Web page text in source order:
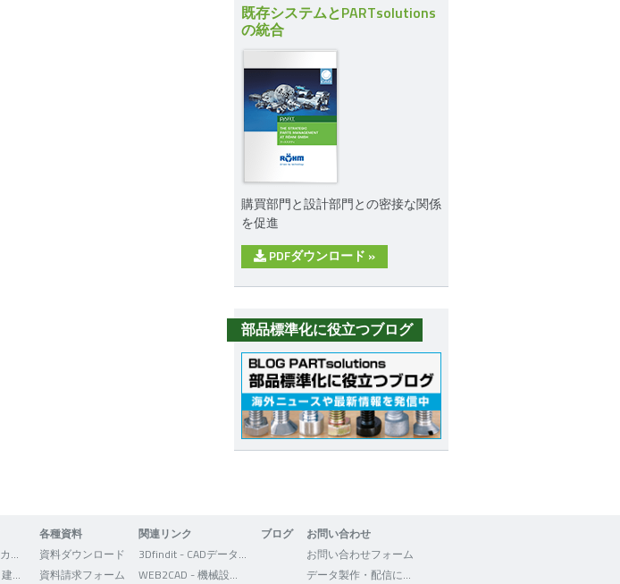
既存システムとPARTsolutions
の統合
購買部門と設計部門との密接な関係
を促進
PDFダウンロード »
部品標準化に役立つブログ
各種資料
資料ダウンロード
資料請求フォーム
関連リンク ブログ お問い合わせ
お問い合わせフォーム